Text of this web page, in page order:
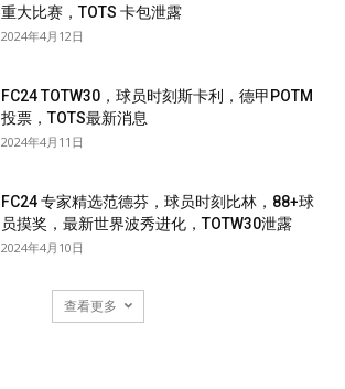
重大比赛，TOTS 卡包泄露
2024年4月12日
FC24 TOTW30，球员时刻斯卡利，德甲POTM
投票，TOTS最新消息
2024年4月11日
FC24 专家精选范德芬，球员时刻比林，88+球
员摸奖，最新世界波秀进化，TOTW30泄露
2024年4月10日
查看更多